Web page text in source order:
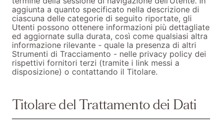
aggiunta a quanto specificato nella descrizione di
ciascuna delle categorie di seguito riportate, gli
Utenti possono ottenere informazioni più dettagliate
ed aggiornate sulla durata, così come qualsiasi altra
informazione rilevante - quale la presenza di altri
Strumenti di Tracciamento - nelle privacy policy dei
rispettivi fornitori terzi (tramite i link messi a
disposizione) o contattando il Titolare.
Titolare del Trattamento dei Dati